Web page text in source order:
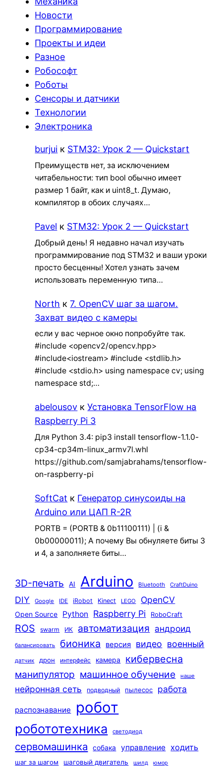
Новости
Программирование
Проекты и идеи
Разное
Робософт
Роботы
Сенсоры и датчики
Технологии
Электроника
burjui к STM32: Урок 2 — Quickstart
Преимуществ нет, за исключением
читабельности: тип bool обычно имеет
размер 1 байт, как и uint8_t. Думаю,
компилятор в обоих случаях…
Pavel к STM32: Урок 2 — Quickstart
Добрый день! Я недавно начал изучать
программирование под STM32 и ваши уроки
просто бесценны! Хотел узнать зачем
использовать переменную типа…
North к7. OpenCV шаг за шагом.
Захват видео с камеры
если у вас черное окно попробуйте так.
#include <opencv2/opencv.hpp>
#include<iostream> #include <stdlib.h>
#include <stdio.h> using namespace cv; using
namespace std;…
abelousov кУстановка TensorFlow на
Raspberry Pi 3
Для Python 3.4: pip3 install tensorflow-1.1.0-
cp34-cp34m-linux_armv7l.whl
https://github.com/samjabrahams/tensorflow-
on-raspberry-pi
SoftCat к Генератор синусоиды на
Arduino или ЦАП R-2R
PORTB = (PORTB & 0b11100111) | (i &
0b00000011); А почему Вы обнуляете биты 3
и 4, а заполняете биты…
3D-печать AI Arduino Bluetooth CraftDuino
DIY Google IDE iRobot Kinect LEGO OpenCV
Open Source Python Raspberry Pi RoboCraft
ROS swarm ИК автоматизация андроид
балансировать бионика версия видео военный
датчик дрон интерфейс камера кибервесна
манипулятор машинное обучение наше
нейронная сеть подводный пылесос работа
распознавание робот
робототехника светодиод
сервомашинка собака управление ходить
шаг за шагом шаговый двигатель шилд юмор